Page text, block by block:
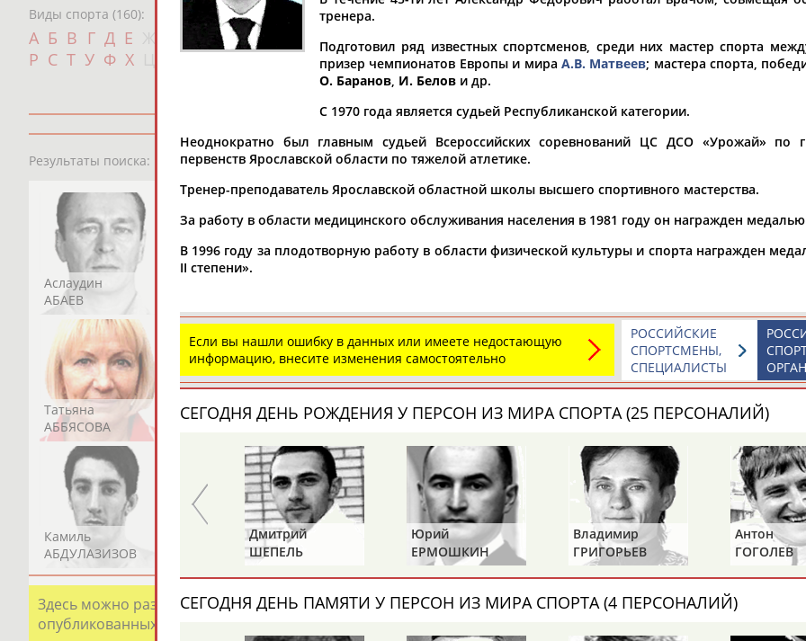
Виды спорта (160):
А Б В Г Д Е Л М
П
Р С Т У Ф Х Ш Щ Э Ю Я
с
чч мм год по чч мм год
Результаты поиска: 13181персон
Аслаудин
АБАЕВ
Татьяна
АББЯСОВА
Акжана
АБДИКАРИМОВА
Артур
АБДРАХМАНОВ
Каримжан
Аделя
АБДРАХМАНОВА
Андрей
Камиль
АБДУЛАЗИЗОВ
АБДУЛБЕКОВ
Камалудин
АБДУЛДАУДОВ
Абдула
АБДУЛЖАЛИЛОВ
Магомед
АБДУЛКАГИРОВ
АБДУЛЛАЕВ
Здесь можно разместить информацию о хорошо известном спортсмене, тренере, специалисте или
опубликованных записях. Страна должна знать своих героев! Герои спорта - это одни из главных патриотов
тренера.
Подготовил ряд известных спортсменов, среди них мастер спорта
призер чемпионатов Европы и мира А.В. Матвеев; мастера спорта,
О. Баранов И. Белов и др.
С 1970 года является судьей Республиканской категории.
Неоднократно был главным судьей Всероссийских соревнований ЦС ДСО «Урожай» по
первенств Ярославской области по тяжелой атлетике.
Тренер-преподаватель Ярославской областной школы высшего спортивного мастерства.
За работу в области медицинского обслуживания населения в 1981 году он награжден
В 1996 году за плодотворную работу в области физической культуры и спорта награжден
II степени».
Если вы нашли ошибку в данных или имеете недостающую
информацию, внесите изменения самостоятельно
РОССИЙСКИЕ
СПОРТСМЕНЫ,
СПЕЦИАЛИСТЫ
СЕГОДНЯ ДЕНЬ РОЖДЕНИЯ У ПЕРСОН ИЗ МИРА СПОРТА (25 ПЕРСОНАЛИЙ)
Алексей
РАСТВОРЦЕВ
Дмитрий
ШЕПЕЛЬ
Юрий
ЕРМОШКИН
Владимир
ГРИГОРЬЕВ
Антон
ГОГОЛЕВ
СЕГОДНЯ ДЕНЬ ПАМЯТИ У ПЕРСОН ИЗ МИРА СПОРТА (4 ПЕРСОНАЛИЙ)